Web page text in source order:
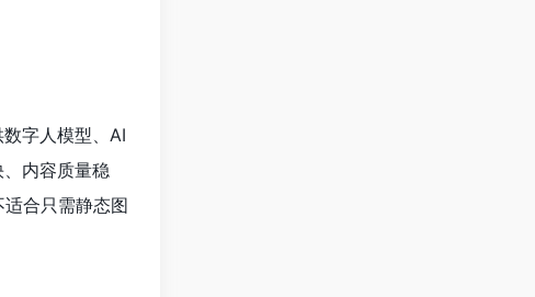
字人模型、AI
内容质量稳
合只需静态图